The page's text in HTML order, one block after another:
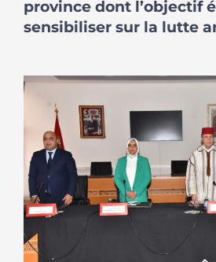
province dont l’objectif
sensibiliser sur la lutte